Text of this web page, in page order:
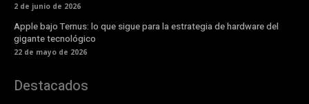
2 de junio de 2026
Apple bajo Ternus: lo que sigue para la estrategia de hardware del
gigante tecnológico
22 de mayo de 2026
Destacados